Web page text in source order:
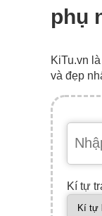
phụ
KiTu.vn
và đẹp
Kí tự